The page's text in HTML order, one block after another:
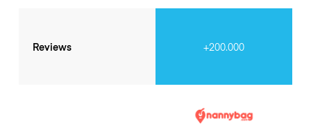
Reviews +200.000